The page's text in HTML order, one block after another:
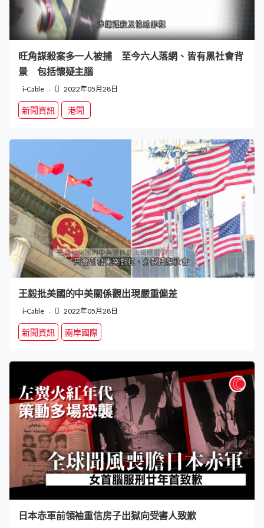
旺角謀殺案多一人被捕 至今六人落網、皆有黑社會背
景 包括懷疑主腦
i-Cable 2022年05月28日
新聞資訊 港聞
王毅批美國的中美關係觀出現嚴重偏差
i-Cable 2022年05月28日
新聞資訊 兩岸國際
日本赤軍前領袖重信房子出獄向受害人致歉